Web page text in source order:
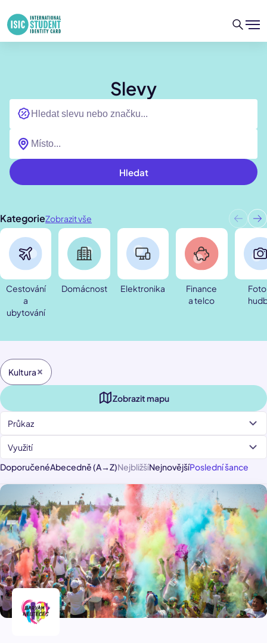
Slevy
Hledat
KategorieZobrazit vše
Cestování
a
ubytování
Domácnost Elektronika
Finance
a telco
Kultura
Zobrazit mapu
Průkaz
Využití
DoporučenéAbecedně (A→Z)NejbližšíNejnovějšíPoslední šance